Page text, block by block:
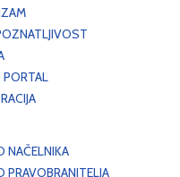
PORTAL
NAČELNIKA
PRAVOBRANITELJA